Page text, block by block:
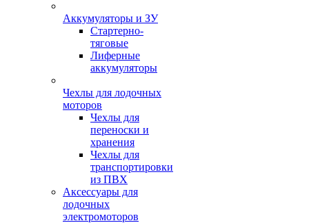
Аккумуляторы и ЗУ
Стартерно-
тяговые
Лиферные
аккумуляторы
Чехлы для лодочных
моторов
Чехлы для
переноски и
хранения
Чехлы для
транспортировки
из ПВХ
Аксессуары для
лодочных
электромоторов